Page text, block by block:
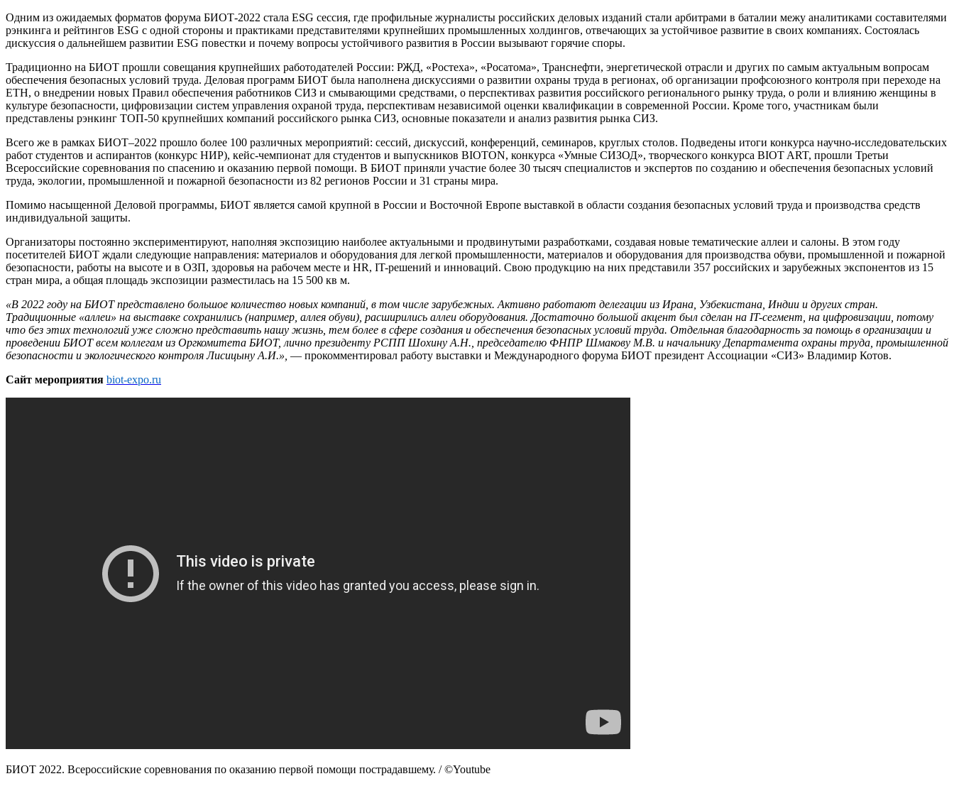
Одним из ожидаемых форматов форума БИОТ-2022 стала ЕSG сессия, где профильные журналисты российских деловых изданий стали арбитрами в баталии межу аналитиками составителями
рэнкинга и рейтингов ESG с одной стороны и практиками представителями крупнейших промышленных холдингов, отвечающих за устойчивое развитие в своих компаниях. Состоялась
дискуссия о дальнейшем развитии ESG повестки и почему вопросы устойчивого развития в России вызывают горячие споры.
Традиционно на БИОТ прошли совещания крупнейших работодателей России: РЖД, «Ростеха», «Росатома», Транснефти, энергетической отрасли и других по самым актуальным вопросам
обеспечения безопасных условий труда. Деловая программ БИОТ была наполнена дискуссиями о развитии охраны труда в регионах, об организации профсоюзного контроля при переходе на
ЕТН, о внедрении новых Правил обеспечения работников СИЗ и смывающими средствами, о перспективах развития российского регионального рынку труда, о роли и влиянию женщины в
культуре безопасности, цифровизации систем управления охраной труда, перспективам независимой оценки квалификации в современной России. Кроме того, участникам были
представлены рэнкинг ТОП-50 крупнейших компаний российского рынка СИЗ, основные показатели и анализ развития рынка СИЗ.
Всего же в рамках БИОТ–2022 прошло более 100 различных мероприятий: сессий, дискуссий, конференций, семинаров, круглых столов. Подведены итоги конкурса научно-исследовательских
работ студентов и аспирантов (конкурс НИР), кейс-чемпионат для студентов и выпускников BIOTON, конкурса «Умные СИЗОД», творческого конкурса BIOT ART, прошли Третьи
Всероссийские соревнования по спасению и оказанию первой помощи. В БИОТ приняли участие более 30 тысяч специалистов и экспертов по созданию и обеспечения безопасных условий
труда, экологии, промышленной и пожарной безопасности из 82 регионов России и 31 страны мира.
Помимо насыщенной Деловой программы, БИОТ является самой крупной в России и Восточной Европе выставкой в области создания безопасных условий труда и производства средств
индивидуальной защиты.
Организаторы постоянно экспериментируют, наполняя экспозицию наиболее актуальными и продвинутыми разработками, создавая новые тематические аллеи и салоны. В этом году
посетителей БИОТ ждали следующие направления: материалов и оборудования для легкой промышленности, материалов и оборудования для производства обуви, промышленной и пожарной
безопасности, работы на высоте и в ОЗП, здоровья на рабочем месте и HR, IT-решений и инноваций. Свою продукцию на них представили 357 российских и зарубежных экспонентов из 15
стран мира, а общая площадь экспозиции разместилась на 15 500 кв м.
«В 2022 году на БИОТ представлено большое количество новых компаний, в том числе зарубежных. Активно работают делегации из Ирана, Узбекистана, Индии и других стран.
Традиционные «аллеи» на выставке сохранились (например, аллея обуви), расширились аллеи оборудования. Достаточно большой акцент был сделан на IT-сегмент, на цифровизации, потому
что без этих технологий уже сложно представить нашу жизнь, тем более в сфере создания и обеспечения безопасных условий труда. Отдельная благодарность за помощь в организации и
проведении БИОТ всем коллегам из Оргкомитета БИОТ, лично президенту РСПП Шохину А.Н., председателю ФНПР Шмакову М.В. и начальнику Департамента охраны труда, промышленной
безопасности и экологического контроля Лисицыну А.И.», — прокомментировал работу выставки и Международного форума БИОТ президент Ассоциации «СИЗ» Владимир Котов.
Сайт мероприятия biot-expo.ru
БИОТ 2022. Всероссийские соревнования по оказанию первой помощи пострадавшему. / ©Youtube